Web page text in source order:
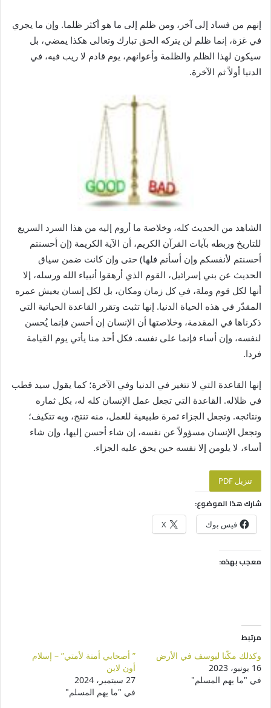
إنهم من فساد إلى آخر، ومن ظلم إلى ما هو أكثر ظلما. وإن ما يجري
في غزة، إنما ظلم لن يتركه الحق تبارك وتعالى هكذا يمضي، بل
سيكون لهذا الظلم والظلمة وأعوانهم، يوم قادم لا ريب فيه، في
الدنيا أولاً ثم الآخرة.
الشاهد من الحديث كله، وخلاصة ما أروم إليه من هذا السرد السريع
للتاريخ وربطه بآيات القرآن الكريم، أن الآية الكريمة (إن أحسنتم
أحسنتم لأنفسكم وإن أسأتم فلها) حتى وإن كانت ضمن سياق
الحديث عن بني إسرائيل، القوم الذي أرهقوا أنبياء الله ورسله، إلا
أنها لكل قوم وملة، في كل زمان ومكان، بل لكل إنسان يعيش عمره
المقدّر في هذه الحياة الدنيا. إنها تثبت وتقرر القاعدة الحياتية التي
ذكرناها في المقدمة، وخلاصتها أن الإنسان إن أحسن فإنما يُحسن
لنفسه، وإن أساء فإنما على نفسه. فكل أحد منا يأتي يوم القيامة
فردا.
إنها القاعدة التي لا تتغير في الدنيا وفي الآخرة؛ كما يقول سيد قطب
في ظلاله. القاعدة التي تجعل عمل الإنسان كله له، بكل ثماره
ونتائجه. وتجعل الجزاء ثمرة طبيعية للعمل، منه تنتج، وبه تتكيف؛
وتجعل الإنسان مسؤولاً عن نفسه، إن شاء أحسن إليها، وإن شاء
أساء، لا يلومن إلا نفسه حين يحق عليه الجزاء.
تنزيل PDF
شارك هذا الموضوع:
فيس بوك X
معجب بهذه:
مرتبط
وكذلك مكّنا ليوسف في الأرض
16 يونيو، 2023
في "ما يهم المسلم"
” أصحابي أمنة لأمتي” – إسلام
أون لاين
27 سبتمبر، 2024
في "ما يهم المسلم"